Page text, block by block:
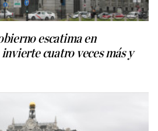
escatima en
cuatro veces más y